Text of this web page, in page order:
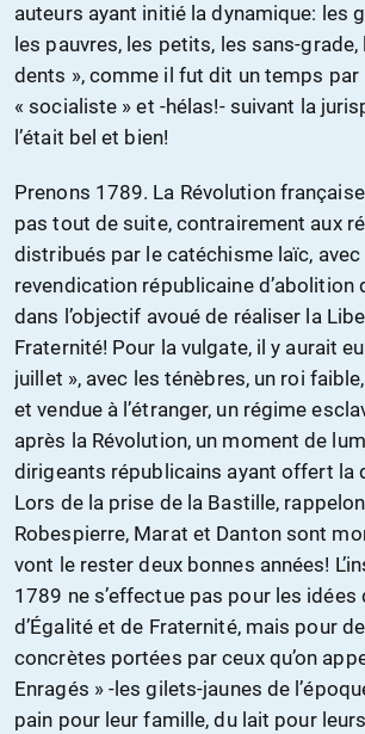
auteurs ayant initié la dynamique: les
les pauvres, les petits, les sans-grade,
dents », comme il fut dit un temps par
« socialiste » et -hélas!- suivant la
l’était bel et bien!
Prenons 1789. La Révolution
pas tout de suite, contrairement aux
distribués par le catéchisme laïc, avec
revendication républicaine d’abolition
dans l’objectif avoué de réaliser la
Fraternité! Pour la vulgate, il y aurait
juillet », avec les ténèbres, un roi
et vendue à l’étranger, un régime
après la Révolution, un moment de
dirigeants républicains ayant offert la
Lors de la prise de la Bastille,
Robespierre, Marat et Danton sont
vont le rester deux bonnes années!
1789 ne s’effectue pas pour les idées
d’Égalité et de Fraternité, mais pour
concrètes portées par ceux qu’on
Enragés » -les gilets-jaunes de
pain pour leur famille, du lait pour